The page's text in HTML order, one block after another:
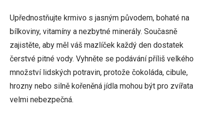
Upřednostňujte krmivo s jasným původem, bohaté na
bílkoviny, vitamíny a nezbytné minerály. Současně
zajistěte, aby měl váš mazlíček každý den dostatek
čerstvé pitné vody. Vyhněte se podávání příliš velkého
množství lidských potravin, protože čokoláda, cibule,
hrozny nebo silně kořeněná jídla mohou být pro zvířata
velmi nebezpečná.